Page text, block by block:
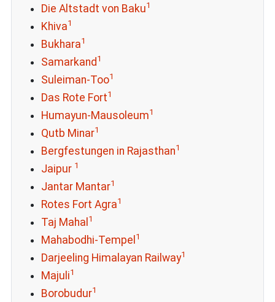
Die Altstadt von Baku1
Khiva1
Bukhara1
Samarkand 1
Suleiman-Too1
Das Rote Fort1
Humayun-Mausoleum1
Qutb Minar1
Bergfestungen in Rajasthan1
Jaipur 1
Jantar Mantar1
Rotes Fort Agra1
Taj Mahal 1
Mahabodhi-Tempel 1
Darjeeling Himalayan Railway1
Majuli1
Borobudur1